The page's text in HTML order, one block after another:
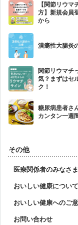
【関節リウマ
方】新規会員
から
潰瘍性大腸炎
関節リウマチ
気？まずはセ
ク！
糖尿病患者さ
カンタン一週
その他
医療関係者のみなさ
おいしい健康について
おいしい健康へのご
お問い合わせ